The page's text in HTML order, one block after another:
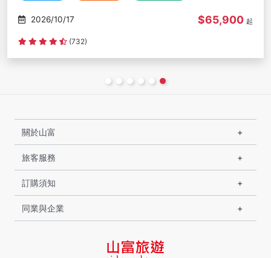
2026/10/17 $65,900 起
(732)
關於山富
旅客服務
訂購須知
同業與企業